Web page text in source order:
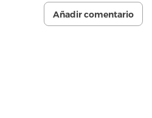
Añadir comentario